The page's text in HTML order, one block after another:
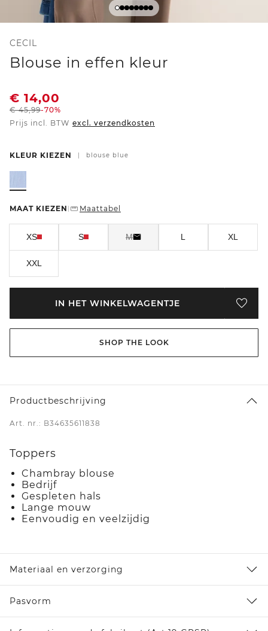
CECIL
Blouse in effen kleur
€ 14,00
€45,99-70%
Prijs incl. BTW excl. verzendkosten
KLEUR KIEZEN blouse blue
MAAT KIEZEN Maattabel
XS S M L XL
XXL
IN HET WINKELWAGENTJE
SHOP THE LOOK
Productbeschrijving
Art. nr.: B34635611838
Toppers
Chambray blouse
Bedrijf
Gespleten hals
Lange mouw
Eenvoudig en veelzijdig
Materiaal en verzorging
Pasvorm